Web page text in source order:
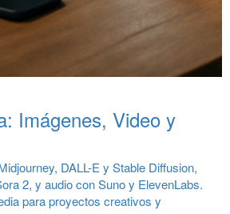
Imágenes, Video y
DALL-E y Stable Diffusion,
2, y audio con Suno y ElevenLabs.
para proyectos creativos y